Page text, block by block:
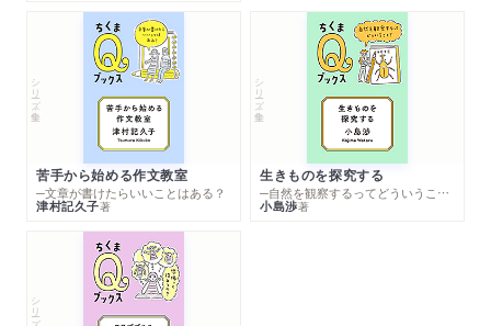
シリーズ・全集
苦手から始める作文教室
─文章が書けたらいいことはある？
津村記久子著
シリーズ・全集
生きものを探究する
─自然を観察するってどういうこと？
小島渉著
シリーズ・全集